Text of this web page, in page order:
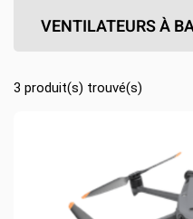
VENTILATEURS À
3 produit(s) trouvé(s)